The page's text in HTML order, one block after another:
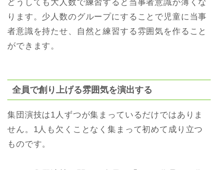
どうしても大人数で練習すると当事者意識が薄くな
ります。少人数のグループにすることで児童に当事
者意識を持たせ、自然と練習する雰囲気を作ること
ができます。
全員で創り上げる雰囲気を演出する
集団演技は1人ずつが集まっているだけではありま
せん。1人も欠くことなく集まって初めて成り立つ
ものです。